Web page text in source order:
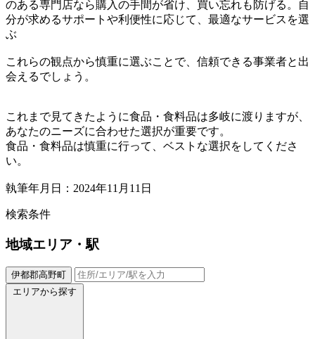
のある専門店なら購入の手間が省け、買い忘れも防げる。自
分が求めるサポートや利便性に応じて、最適なサービスを選
ぶ
これらの観点から慎重に選ぶことで、信頼できる事業者と出
会えるでしょう。
これまで見てきたように食品・食料品は多岐に渡りますが、
あなたのニーズに合わせた選択が重要です。
食品・食料品は慎重に行って、ベストな選択をしてくださ
い。
執筆年月日：2024年11月11日
検索条件
地域エリア・駅
伊都郡高野町
エリアから探す